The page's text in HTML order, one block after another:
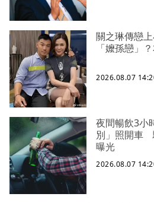
關之琳傳戀
「嬤孫戀」
2026.08.07
夜間暢飲3小
別」照開車
曝光
2026.08.07